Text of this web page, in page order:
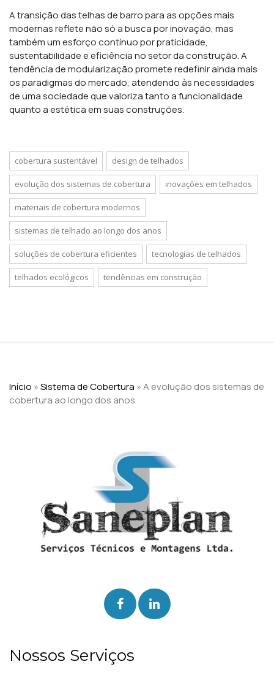
A transição das telhas de barro para as opções mais
modernas reflete não só a busca por inovação, mas
também um esforço contínuo por praticidade,
sustentabilidade e eficiência no setor da construção. A
tendência de modularização promete redefinir ainda mais
os paradigmas do mercado, atendendo às necessidades
de uma sociedade que valoriza tanto a funcionalidade
quanto a estética em suas construções.
cobertura sustentável design de telhados
evolução dos sistemas de cobertura inovações em telhados
materiais de cobertura modernos
sistemas de telhado ao longo dos anos
soluções de cobertura eficientes tecnologias de telhados
telhados ecológicos tendências em construção
Início »Sistema de Cobertura »A evolução dos sistemas de
cobertura ao longo dos anos
Nossos Serviços